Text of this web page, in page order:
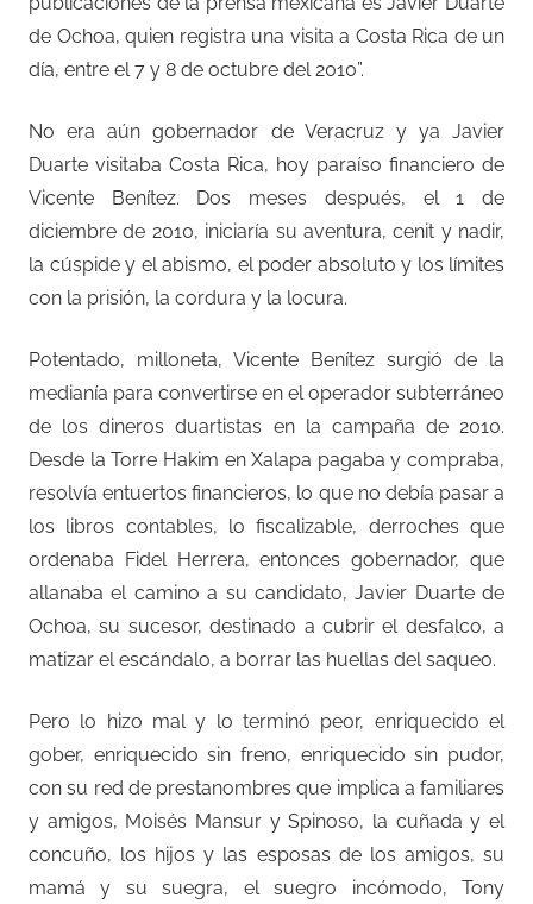
de Ochoa, quien registra una visita a Costa Rica de un
día, entre el 7 y 8 de octubre del 2010”.
No era aún gobernador de Veracruz y ya Javier
Duarte visitaba Costa Rica, hoy paraíso financiero de
Vicente Benítez. Dos meses después, el 1 de
diciembre de 2010, iniciaría su aventura, cenit y nadir,
la cúspide y el abismo, el poder absoluto y los límites
con la prisión, la cordura y la locura.
Potentado, milloneta, Vicente Benítez surgió de la
medianía para convertirse en el operador subterráneo
de los dineros duartistas en la campaña de 2010.
Desde la Torre Hakim en Xalapa pagaba y compraba,
resolvía entuertos financieros, lo que no debía pasar a
los libros contables, lo fiscalizable, derroches que
ordenaba Fidel Herrera, entonces gobernador, que
allanaba el camino a su candidato, Javier Duarte de
Ochoa, su sucesor, destinado a cubrir el desfalco, a
matizar el escándalo, a borrar las huellas del saqueo.
Pero lo hizo mal y lo terminó peor, enriquecido el
gober, enriquecido sin freno, enriquecido sin pudor,
con su red de prestanombres que implica a familiares
y amigos, Moisés Mansur y Spinoso, la cuñada y el
concuño, los hijos y las esposas de los amigos, su
mamá y su suegra, el suegro incómodo, Tony